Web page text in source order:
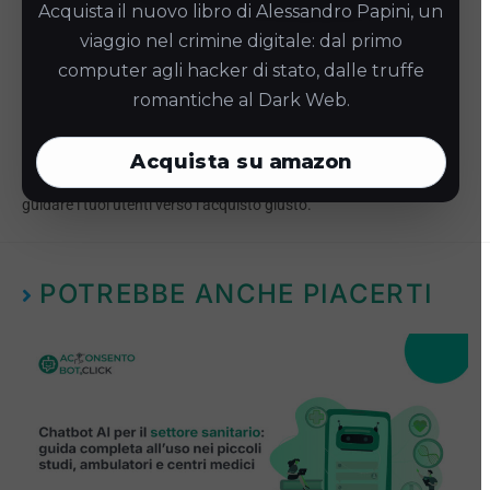
Acquista il nuovo libro di Alessandro Papini, un
viaggio nel crimine digitale: dal primo
computer agli hacker di stato, dalle truffe
romantiche al Dark Web.
Acquista su amazon
business nelle condizioni di vendere di più e meglio.
La tecnologia diAcconsentobot.clicksi imposta in pochi minuti e
non richiede l’aiuto di programmatori. Puoi personalizzare i flussi
Richiedi una demo gratuita
guidare i tuoi utenti verso l’acquisto giusto.
POTREBBE ANCHE PIACERTI